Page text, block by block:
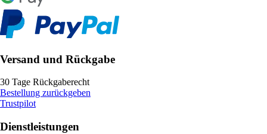
Versand und Rückgabe
30 Tage Rückgaberecht
Bestellung zurückgeben
Trustpilot
Dienstleistungen